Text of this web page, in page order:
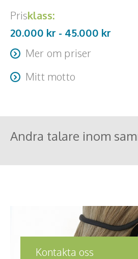
Prisklass:
20.000 kr - 45.000 kr
Mer om priser
Resa + logi tillkommer
Mitt motto
Andra talare inom
Kontakta oss